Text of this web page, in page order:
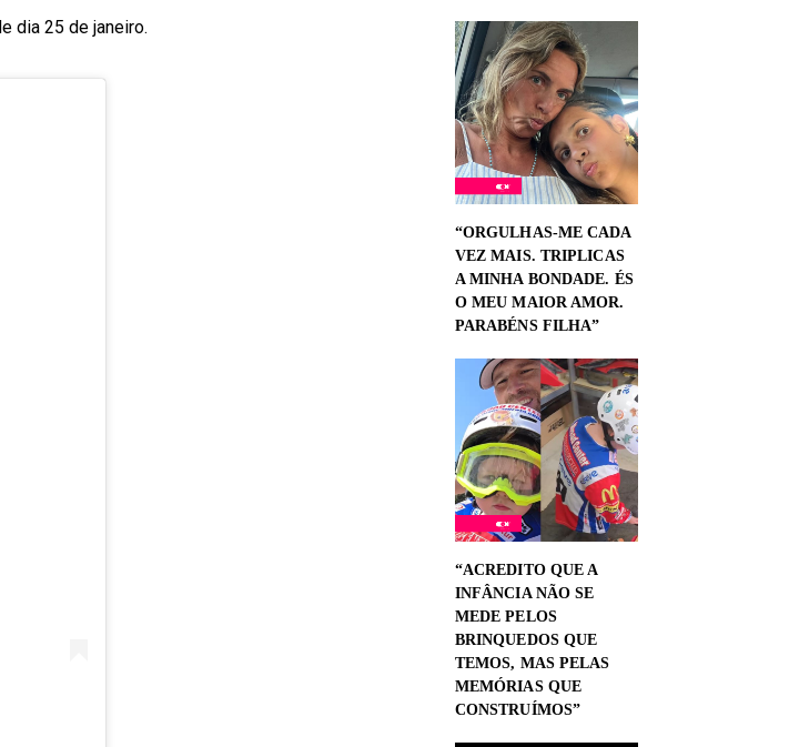
dia 25 de janeiro.
“ORGULHAS-ME CADA
VEZ MAIS. TRIPLICAS
A MINHA BONDADE. ÉS
O MEU MAIOR AMOR.
PARABÉNS FILHA”
“ACREDITO QUE A
INFÂNCIA NÃO SE
MEDE PELOS
BRINQUEDOS QUE
TEMOS, MAS PELAS
MEMÓRIAS QUE
CONSTRUÍMOS”